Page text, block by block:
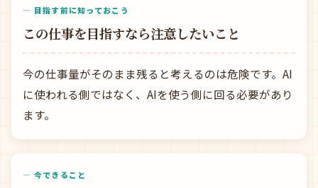
— 目指す前に知っておこう
この仕事を目指すなら注意したいこと
今の仕事量がそのまま残ると考えるのは危険です。AI
に使われる側ではなく、AIを使う側に回る必要があり
ます。
— 今できること